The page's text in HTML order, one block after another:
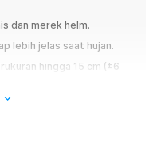
dan merek helm.
lebih jelas saat hujan.
hingga 15 cm (±6
berkualitas.
pandang. Oleh karena itu,